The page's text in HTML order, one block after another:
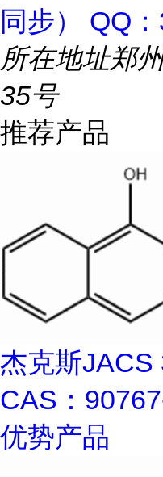
同步） QQ
所在地址郑
35号
推荐产品
杰克斯JACS
CAS：
优势产品